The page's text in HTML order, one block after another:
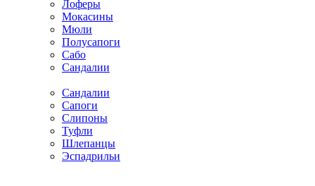
Лоферы
Мокасины
Мюли
Полусапоги
Сабо
Сандалии
Сандалии
Сапоги
Слипоны
Туфли
Шлепанцы
Эспадрильи